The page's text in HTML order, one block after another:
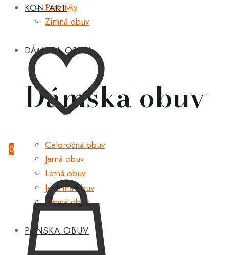
Prezuvky
Zimná obuv
DÁMSKA OBUV
Dámska obuv
Celoročná obuv
Jarná obuv
Letná obuv
Jesenná obuv
Zimná obuv
PÁNSKA OBUV
KONTAKT
0